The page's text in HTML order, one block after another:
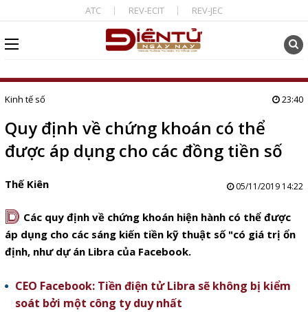
ATC REV-ECIT REV-JEC
Kinh tế số 23:40
Quy định về chứng khoán có thể
được áp dụng cho các đồng tiền số
Thế Kiên 05/11/2019 14:22
D Các quy định về chứng khoán hiện hành có thể được
áp dụng cho các sáng kiến tiền kỹ thuật số "có giá trị ổn
định, như dự án Libra của Facebook.
CEO Facebook: Tiền điện tử Libra sẽ không bị kiểm
soát bởi một công ty duy nhất